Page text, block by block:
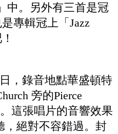
中。另外有三首是冠
是專輯冠上「Jazz
，錄音地點華盛頓特
旁的Pierce
這張唱片的音響效果
，絕對不容錯過。封